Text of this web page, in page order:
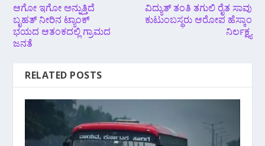
ಆಗೋ ಇಗೋ ಅನ್ನುತ್ತಿದೆ
ಬೃಹತ್ ನೀರಿನ ಟ್ಯಾಂಕ್
ಭಯದ ಆತಂಕದಲ್ಲಿ ಗ್ರಾಮದ
ಜನತೆ
ವಿದ್ಯುತ್ ತಂತಿ ತಗುಲಿ ರೈತ ಸಾವು
ಕುಟುಂಬಸ್ಥರು ಆರೋಪ ಹೆಸ್ಕಾಂ
ನಿರ್ಲಕ್ಷ್ಯ
RELATED POSTS